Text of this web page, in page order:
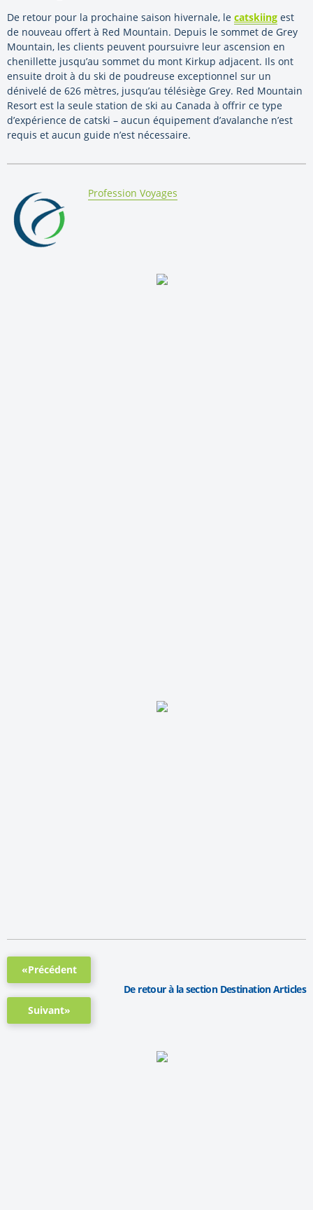
De retour pour la prochaine saison hivernale, le catskiing est
de nouveau offert à Red Mountain. Depuis le sommet de Grey
Mountain, les clients peuvent poursuivre leur ascension en
chenillette jusqu’au sommet du mont Kirkup adjacent. Ils ont
ensuite droit à du ski de poudreuse exceptionnel sur un
dénivelé de 626 mètres, jusqu’au télésiège Grey. Red Mountain
Resort est la seule station de ski au Canada à offrir ce type
d’expérience de catski – aucun équipement d’avalanche n’est
requis et aucun guide n’est nécessaire.
By:
Profession Voyages
«Précédent
Suivant»
De retour à la section Destination Articles